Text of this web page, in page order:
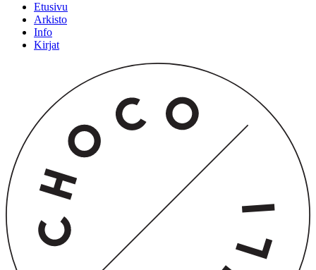
Etusivu
Arkisto
Info
Kirjat